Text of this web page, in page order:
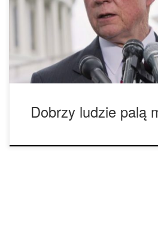
przeciwnikiem legalizacji cannabis.
stwierdzenia, że „dobrzy ludzie nie
całkowicie niesprawiedliwe, że
[…]
Dobrzy ludzie palą